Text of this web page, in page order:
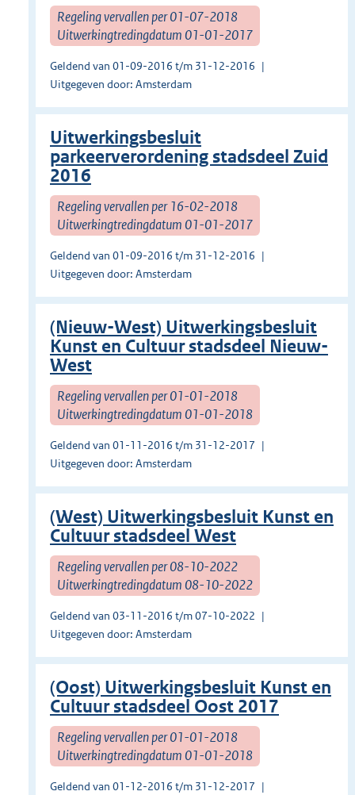
Regeling vervallen per 01-07-2018
Uitwerkingtredingdatum 01-01-2017
Geldend van 01-09-2016 t/m 31-12-2016
Uitgegeven door: Amsterdam
Uitwerkingsbesluit
parkeerverordening stadsdeel Zuid
2016
Regeling vervallen per 16-02-2018
Uitwerkingtredingdatum 01-01-2017
Geldend van 01-09-2016 t/m 31-12-2016
Uitgegeven door: Amsterdam
(Nieuw-West) Uitwerkingsbesluit
Kunst en Cultuur stadsdeel Nieuw-
West
Regeling vervallen per 01-01-2018
Uitwerkingtredingdatum 01-01-2018
Geldend van 01-11-2016 t/m 31-12-2017
Uitgegeven door: Amsterdam
(West) Uitwerkingsbesluit Kunst en
Cultuur stadsdeel West
Regeling vervallen per 08-10-2022
Uitwerkingtredingdatum 08-10-2022
Geldend van 03-11-2016 t/m 07-10-2022
Uitgegeven door: Amsterdam
(Oost) Uitwerkingsbesluit Kunst en
Cultuur stadsdeel Oost 2017
Regeling vervallen per 01-01-2018
Uitwerkingtredingdatum 01-01-2018
Geldend van 01-12-2016 t/m 31-12-2017